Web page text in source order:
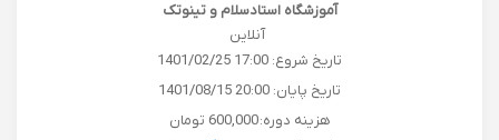
آموزشگاه استادسلام و تینوتک
آنلاین
تاریخ شروع: 1401/02/25 17:00
تاریخ پایان: 1401/08/15 20:00
هزینه دوره:600,000 تومان